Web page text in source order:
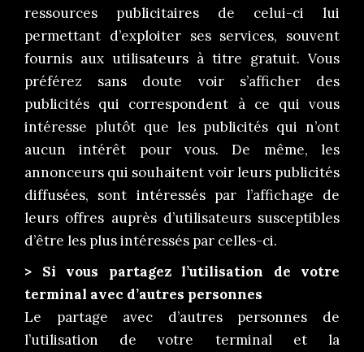
ressources publicitaires de celui-ci lui
permettant d’exploiter ses services, souvent
fournis aux utilisateurs à titre gratuit. Vous
préférez sans doute voir s’afficher des
publicités qui correspondent à ce qui vous
intéresse plutôt que les publicités qui n’ont
aucun intérêt pour vous. De même, les
annonceurs qui souhaitent voir leurs publicités
diffusées, sont intéressés par l’affichage de
leurs offres auprès d’utilisateurs susceptibles
d’être les plus intéressés par celles-ci.
> Si vous partagez l’utilisation de votre
terminal avec d’autres personnes
Le partage avec d’autres personnes de
l’utilisation de votre terminal et la